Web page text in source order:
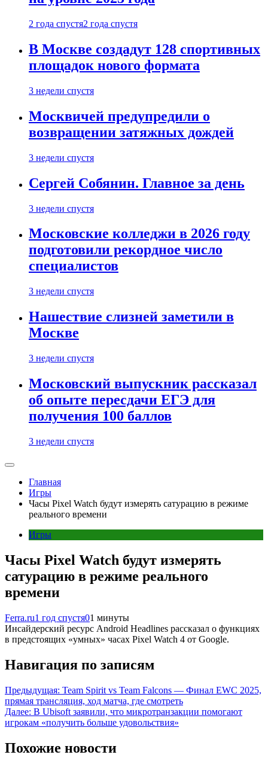
2 года спустя2 года спустя
В Москве создадут 128 спортивных
площадок нового формата
3 недели спустя
Москвичей предупредили о
возвращении затяжных дождей
3 недели спустя
Сергей Собянин. Главное за день
3 недели спустя
Московские колледжи в 2026 году
подготовили рекордное число
специалистов
3 недели спустя
Нашествие слизней заметили в
Москве
3 недели спустя
Московский выпускник рассказал
об опыте пересдачи ЕГЭ для
получения 100 баллов
3 недели спустя
Главная
Игры
Часы Pixel Watch будут измерять сатурацию в режиме
реального времени
Игры
Часы Pixel Watch будут измерять
сатурацию в режиме реального
времени
Ferra.ru1 год спустя01 минуты
Инсайдерский ресурс Android Headlines рассказал о функциях
в предстоящих «умных» часах Pixel Watch 4 от Google.
Навигация по записям
Предыдущая: Team Spirit vs Team Falcons — Финал EWC 2025,
прямая трансляция, ход матча, где смотреть
Далее: В Ubisoft заявили, что микротранзакции помогают
игрокам «получить больше удовольствия»
Похожие новости